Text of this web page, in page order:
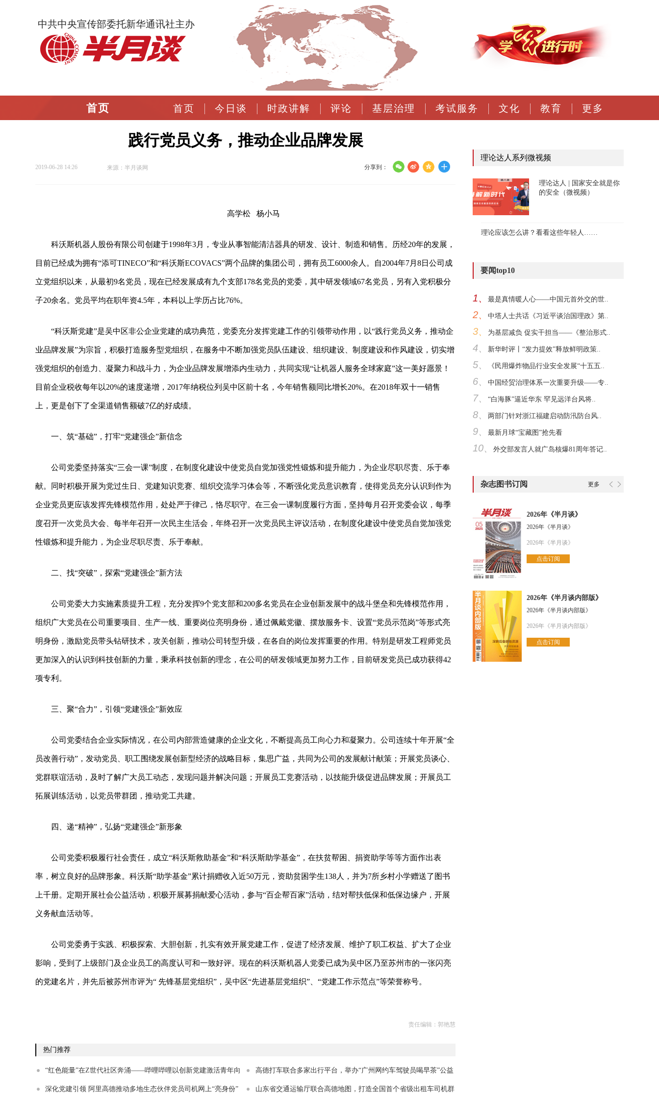
中共中央宣传部委托新华通讯社主办
首页 首页 今日谈 时政讲解 评论 基层治理 考试服务 文化 教育 更多
践行党员义务，推动企业品牌发展
2019-06-28 14:26 来源：半月谈网 分享到：
高学松 杨小马
科沃斯机器人股份有限公司创建于1998年3月，专业从事智能清洁器具的研发、设计、制造和销售。历经20年的发展，
目前已经成为拥有“添可TINECO”和“科沃斯ECOVACS”两个品牌的集团公司，拥有员工6000余人。自2004年7月8日公司成
立党组织以来，从最初9名党员，现在已经发展成有九个支部178名党员的党委，其中研发领域67名党员，另有入党积极分
子20余名。党员平均在职年资4.5年，本科以上学历占比76%。
“科沃斯党建”是吴中区非公企业党建的成功典范，党委充分发挥党建工作的引领带动作用，以“践行党员义务，推动企
业品牌发展”为宗旨，积极打造服务型党组织，在服务中不断加强党员队伍建设、组织建设、制度建设和作风建设，切实增
强党组织的创造力、凝聚力和战斗力，为企业品牌发展增添内生动力，共同实现“让机器人服务全球家庭”这一美好愿景！
目前企业税收每年以20%的速度递增，2017年纳税位列吴中区前十名，今年销售额同比增长20%。在2018年双十一销售
上，更是创下了全渠道销售额破7亿的好成绩。
一、筑“基础”，打牢“党建强企”新信念
公司党委坚持落实“三会一课”制度，在制度化建设中使党员自觉加强党性锻炼和提升能力，为企业尽职尽责、乐于奉
献。同时积极开展为党过生日、党建知识竞赛、组织交流学习体会等，不断强化党员意识教育，使得党员充分认识到作为
企业党员更应该发挥先锋模范作用，处处严于律己，恪尽职守。在三会一课制度履行方面，坚持每月召开党委会议，每季
度召开一次党员大会、每半年召开一次民主生活会，年终召开一次党员民主评议活动，在制度化建设中使党员自觉加强党
性锻炼和提升能力，为企业尽职尽责、乐于奉献。
二、找“突破”，探索“党建强企”新方法
公司党委大力实施素质提升工程，充分发挥9个党支部和200多名党员在企业创新发展中的战斗堡垒和先锋模范作用，
组织广大党员在公司重要项目、生产一线、重要岗位亮明身份，通过佩戴党徽、摆放服务卡、设置“党员示范岗”等形式亮
明身份，激励党员带头钻研技术，攻关创新，推动公司转型升级，在各自的岗位发挥重要的作用。特别是研发工程师党员
更加深入的认识到科技创新的力量，秉承科技创新的理念，在公司的研发领域更加努力工作，目前研发党员已成功获得42
项专利。
三、聚“合力”，引领“党建强企”新效应
公司党委结合企业实际情况，在公司内部营造健康的企业文化，不断提高员工向心力和凝聚力。公司连续十年开展“全
员改善行动”，发动党员、职工围绕发展创新型经济的战略目标，集思广益，共同为公司的发展献计献策；开展党员谈心、
党群联谊活动，及时了解广大员工动态，发现问题并解决问题；开展员工竞赛活动，以技能升级促进品牌发展；开展员工
拓展训练活动，以党员带群团，推动党工共建。
四、递“精神”，弘扬“党建强企”新形象
公司党委积极履行社会责任，成立“科沃斯救助基金”和“科沃斯助学基金”，在扶贫帮困、捐资助学等等方面作出表
率，树立良好的品牌形象。科沃斯“助学基金”累计捐赠收入近50万元，资助贫困学生138人，并为7所乡村小学赠送了图书
上千册。定期开展社会公益活动，积极开展募捐献爱心活动，参与“百企帮百家”活动，结对帮扶低保和低保边缘户，开展
义务献血活动等。
公司党委勇于实践、积极探索、大胆创新，扎实有效开展党建工作，促进了经济发展、维护了职工权益、扩大了企业
影响，受到了上级部门及企业员工的高度认可和一致好评。现在的科沃斯机器人党委已成为吴中区乃至苏州市的一张闪亮
的党建名片，并先后被苏州市评为“ 先锋基层党组织”，吴中区“先进基层党组织”、“党建工作示范点”等荣誉称号。
责任编辑：郭艳慧
热门推荐
“红色能量”在Z世代社区奔涌——哔哩哔哩以创新党建激活青年向
心力
高德打车联合多家出行平台，举办“广州网约车驾驶员喝早茶”公益
活动
深化党建引领 阿里高德推动多地生态伙伴党员司机网上“亮身份” 山东省交通运输厅联合高德地图，打造全国首个省级出租车司机群
理论达人系列微视频
理论达人 | 国家安全就是你
的安全（微视频）
理论应该怎么讲？看看这些年轻人……
要闻top10
1、 最是真情暖人心——中国元首外交的世..
2、 中塔人士共话《习近平谈治国理政》第..
3、 为基层减负 促实干担当——《整治形式..
4、 新华时评丨“发力提效”释放鲜明政策..
5、 《民用爆炸物品行业安全发展“十五五..
6、 中国经贸治理体系一次重要升级——专..
7、 “白海豚”逼近华东 罕见远洋台风将..
8、 两部门针对浙江福建启动防汛防台风..
9、 最新月球“宝藏图”抢先看
10、 外交部发言人就广岛核爆81周年答记..
杂志图书订阅 更多
2026年《半月谈》
2026年《半月谈》
2026年《半月谈》
点击订阅
2026年《半月谈内部版》
2026年《半月谈内部版》
2026年《半月谈内部版》
点击订阅